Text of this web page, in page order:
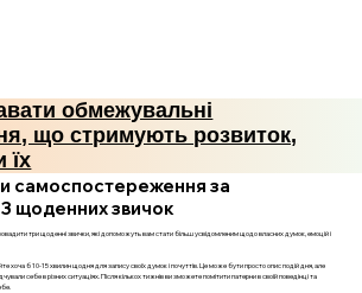
обмежувальні
що стримують розвиток,
їх
самоспостереження за
щоденних звичок
три щоденні звички, які допоможуть вам стати більш усвідомленим щодо власних думок, емоцій і
б 10-15 хвилин щодня для запису своїх думок і почуттів. Це може бути просто опис подій дня, але
себе в різних ситуаціях. Після кількох тижнів ви зможете помітити патерни в своїй поведінці та